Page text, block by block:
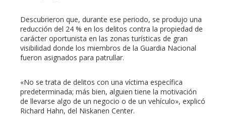
Descubrieron que, durante ese periodo, se produjo una
reducción del 24 % en los delitos contra la propiedad de
carácter oportunista en las zonas turísticas de gran
visibilidad donde los miembros de la Guardia Nacional
fueron asignados para patrullar.
«No se trata de delitos con una víctima específica
predeterminada; más bien, alguien tiene la motivación
de llevarse algo de un negocio o de un vehículo», explicó
Richard Hahn, del Niskanen Center.